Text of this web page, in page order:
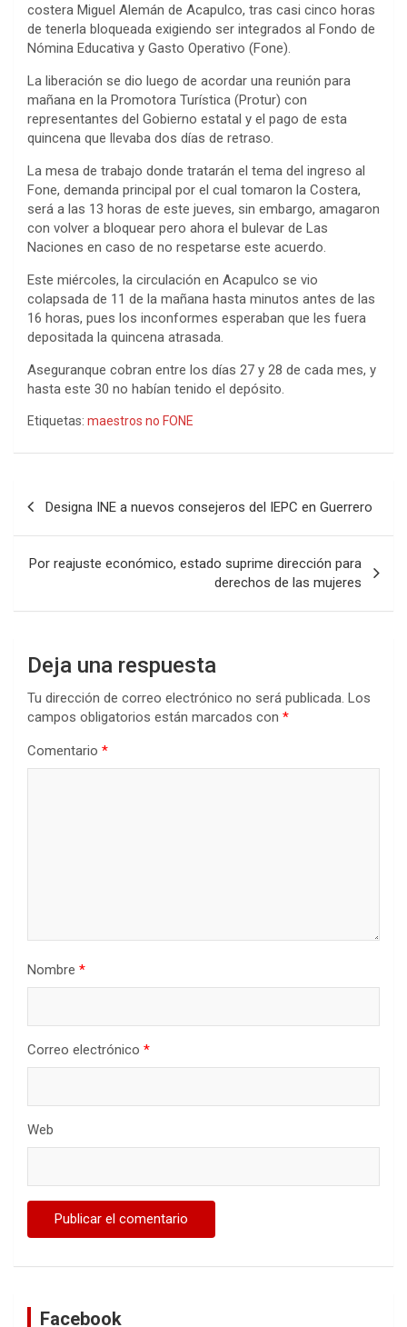
costera Miguel Alemán de Acapulco, tras casi cinco horas
de tenerla bloqueada exigiendo ser integrados al Fondo de
Nómina Educativa y Gasto Operativo (Fone).
La liberación se dio luego de acordar una reunión para
mañana en la Promotora Turística (Protur) con
representantes del Gobierno estatal y el pago de esta
quincena que llevaba dos días de retraso.
La mesa de trabajo donde tratarán el tema del ingreso al
Fone, demanda principal por el cual tomaron la Costera,
será a las 13 horas de este jueves, sin embargo, amagaron
con volver a bloquear pero ahora el bulevar de Las
Naciones en caso de no respetarse este acuerdo.
Este miércoles, la circulación en Acapulco se vio
colapsada de 11 de la mañana hasta minutos antes de las
16 horas, pues los inconformes esperaban que les fuera
depositada la quincena atrasada.
Aseguranque cobran entre los días 27 y 28 de cada mes, y
hasta este 30 no habían tenido el depósito.
Etiquetas: maestros no FONE
Designa INE a nuevos consejeros del IEPC en Guerrero
Por reajuste económico, estado suprime dirección para
derechos de las mujeres
Deja una respuesta
Tu dirección de correo electrónico no será publicada. Los
campos obligatorios están marcados con *
Comentario *
Nombre *
Correo electrónico *
Web
Facebook